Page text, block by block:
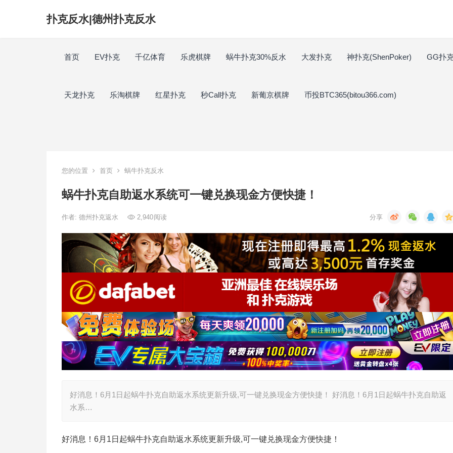
扑克反水|德州扑克反水
首页 EV扑克 千亿体育 乐虎棋牌 蜗牛扑克30%反水 大发扑克 神扑克(ShenPoker) GG扑
天龙扑克 乐淘棋牌 红星扑克 秒Call扑克 新葡京棋牌 币投BTC365(bitou366.com)
您的位置 首页 蜗牛扑克反水
蜗牛扑克自助返水系统可一键兑换现金方便快捷！
作者: 德州扑克返水 2,940阅读
好消息！6月1日起蜗牛扑克自助返水系统更新升级,可一键兑换现金方便快捷！ 好消息！6月1日起蜗牛扑克自助返
水系…
好消息！6月1日起蜗牛扑克自助返水系统更新升级,可一键兑换现金方便快捷！